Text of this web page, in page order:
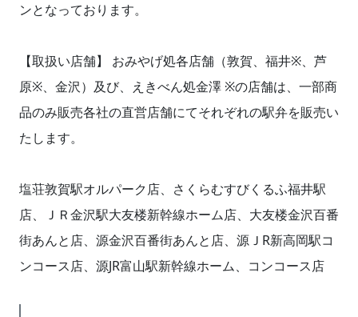
ンとなっております。
【取扱い店舗】 おみやげ処各店舗（敦賀、福井※、芦
原※、金沢）及び、えきべん処金澤 ※の店舗は、一部商
品のみ販売各社の直営店舗にてそれぞれの駅弁を販売い
たします。
塩荘敦賀駅オルパーク店、さくらむすびくるふ福井駅
店、ＪＲ金沢駅大友楼新幹線ホーム店、大友楼金沢百番
街あんと店、源金沢百番街あんと店、源ＪR新高岡駅コ
ンコース店、源JR富山駅新幹線ホーム、コンコース店